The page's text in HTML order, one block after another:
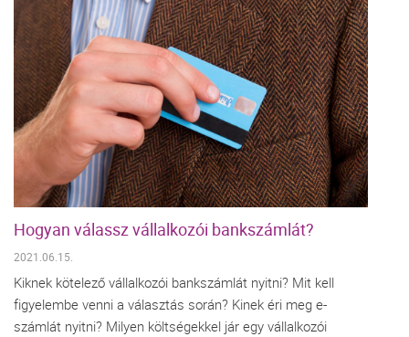
Hogyan válassz vállalkozói bankszámlát?
2021.06.15.
Kiknek kötelező vállalkozói bankszámlát nyitni? Mit kell
figyelembe venni a választás során? Kinek éri meg e-
számlát nyitni? Milyen költségekkel jár egy vállalkozói